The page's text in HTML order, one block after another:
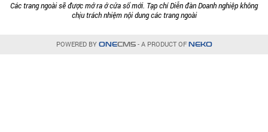
Các trang ngoài sẽ được mở ra ở cửa sổ mới. Tạp chí Diễn đàn Doanh nghiệp không
chịu trách nhiệm nội dung các trang ngoài
POWERED BY ONECMS- A PRODUCT OF NEKO